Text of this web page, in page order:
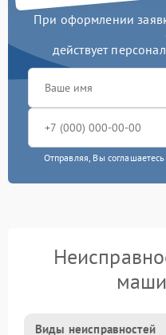
При оформлении
действует
Отправляя, Вы соглашаетесь
Виды неисправностей